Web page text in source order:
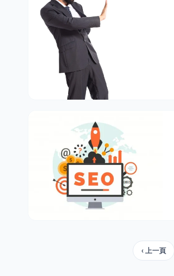
‹ 上一頁